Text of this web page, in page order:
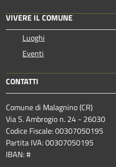
VIVERE IL COMUNE
Luoghi
Eventi
CONTATTI
Comune di Malagnino (CR)
Via S. Ambrogio n. 24 - 26030
Codice Fiscale: 00307050195
Partita IVA: 00307050195
IBAN: #